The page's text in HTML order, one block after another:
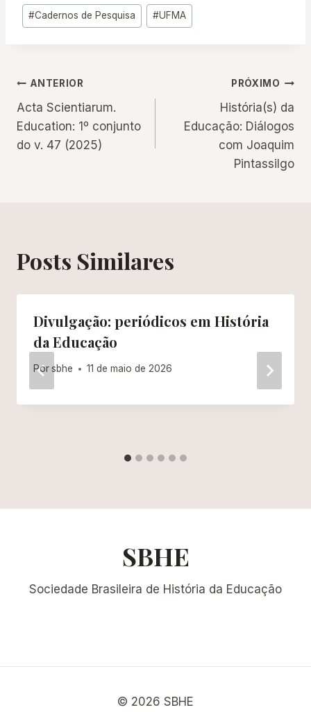
Tags
do
#Cadernos de Pesquisa #UFMA
Navegação
de
Post
ANTERIOR
Acta Scientiarum.
Education: 1º conjunto
do v. 47 (2025)
PRÓXIMO
História(s) da
Educação: Diálogos
com Joaquim
Pintassilgo
Posts Similares
Divulgação: periódicos em História
da Educação
Porsbhe 11 de maio de 2026
SBHE
Sociedade Brasileira de História da Educação
© 2026 SBHE